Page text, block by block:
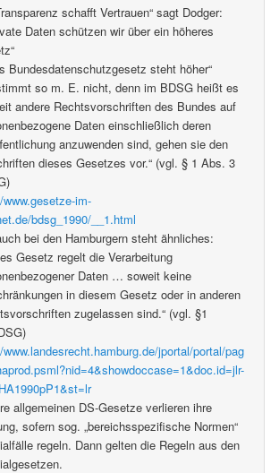
schafft Vertrauen“ sagt Dodger:
Daten schützen wir über ein höheres
Bundesdatenschutzgesetz steht höher“
so m. E. nicht, denn im BDSG heißt es
andere Rechtsvorschriften des Bundes auf
Daten einschließlich deren
anzuwenden sind, gehen sie den
dieses Gesetzes vor.“ (vgl. § 1 Abs. 3
im-
bdsg_1990/__1.html
bei den Hamburgern steht ähnliches:
Gesetz regelt die Verarbeitung
Daten … soweit keine
in diesem Gesetz oder in anderen
zugelassen sind.“ (vgl. §1
jportal/portal/pag
allgemeinen DS-Gesetze verlieren ihre
sofern sog. „bereichsspezifische Normen“
regeln. Dann gelten die Regeln aus den